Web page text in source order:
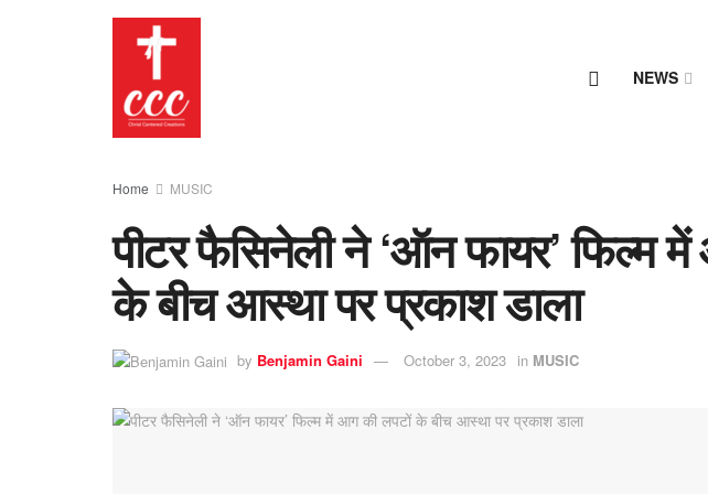
NEWS
Home MUSIC
पीटर फैसिनेली ने ‘ऑन फायर’ फिल्म
के बीच आस्था पर प्रकाश डाला
by Benjamin Gaini October 3, 2023 in MUSIC